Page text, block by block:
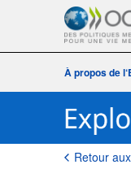
À propos de
Retour